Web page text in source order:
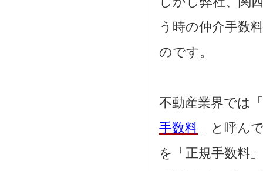
う時の仲介手数
のです。
不動産業界では
手数料 」と呼ん
を「正規手数料